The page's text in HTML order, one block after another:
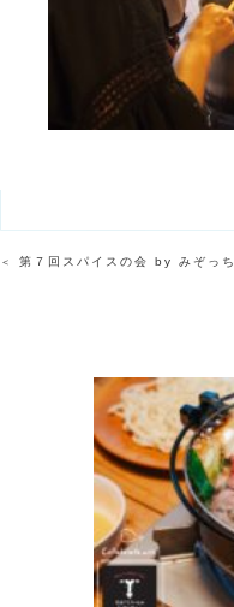
＜ 第７回スパイスの会 by みぞっち